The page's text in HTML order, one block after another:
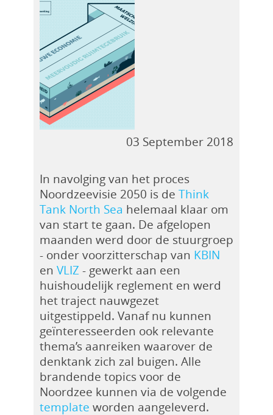
03 September 2018
In navolging van het proces
Noordzeevisie 2050 is de Think
Tank North Sea helemaal klaar om
van start te gaan. De afgelopen
maanden werd door de stuurgroep
- onder voorzitterschap van KBIN
en VLIZ - gewerkt aan een
huishoudelijk reglement en werd
het traject nauwgezet
uitgestippeld. Vanaf nu kunnen
geïnteresseerden ook relevante
thema’s aanreiken waarover de
denktank zich zal buigen. Alle
brandende topics voor de
Noordzee kunnen via de volgende
template worden aangeleverd.